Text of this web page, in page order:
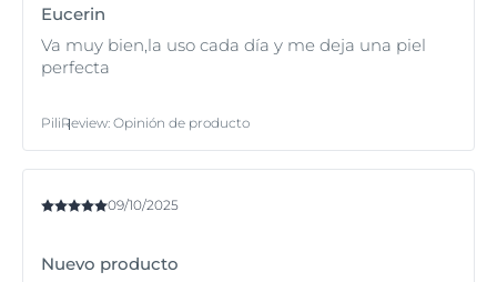
Eucerin
Va muy bien,la uso cada día y me deja una piel
perfecta
PiliReview: Opinión de producto
09/10/2025
Nuevo producto